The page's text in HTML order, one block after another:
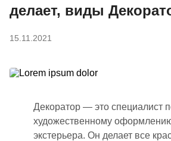
делает, виды
15.11.2021
Декоратор — это специалист
художественному
экстерьера. Он делает все